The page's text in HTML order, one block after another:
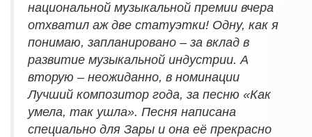
национальной музыкальной премии вчера
отхватил аж две статуэтки! Одну, как я
понимаю, запланировано – за вклад в
развитие музыкальной индустрии. А
вторую – неожиданно, в номинации
Лучший композитор года, за песню «Как
умела, так ушла». Песня написана
специально для Зары и она её прекрасно